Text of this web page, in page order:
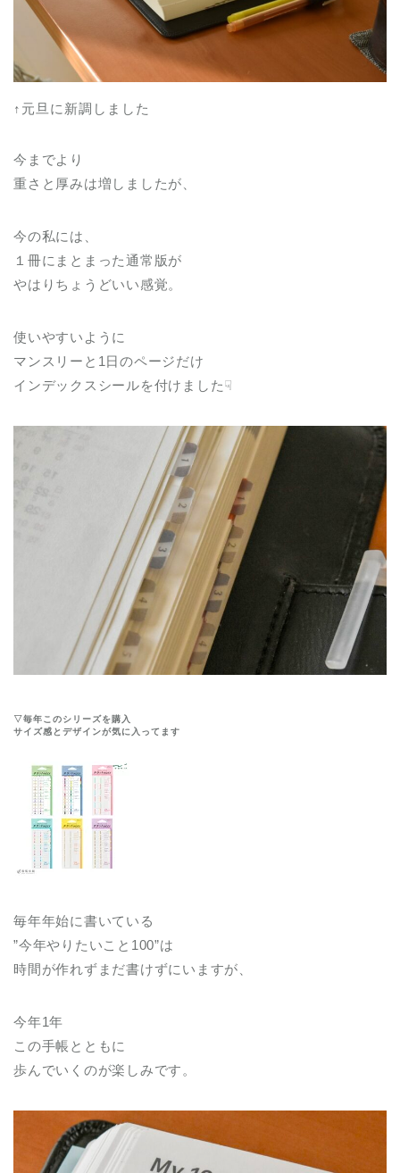
↑元旦に新調しました
今までより
重さと厚みは増しましたが、
今の私には、
１冊にまとまった通常版が
やはりちょうどいい感覚。
使いやすいように
マンスリーと1日のページだけ
インデックスシールを付けました☟
▽毎年このシリーズを購入
サイズ感とデザインが気に入ってます
毎年年始に書いている
”今年やりたいこと100”は
時間が作れずまだ書けずにいますが、
今年1年
この手帳とともに
歩んでいくのが楽しみです。